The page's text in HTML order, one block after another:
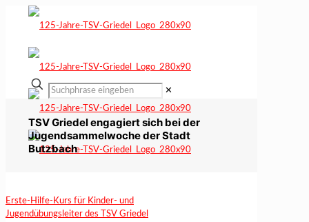
✕
TSV Griedel engagiert sich bei der
Jugendsammelwoche der Stadt
Butzbach
Erste-Hilfe-Kurs für Kinder- und
Jugendübungsleiter des TSV Griedel